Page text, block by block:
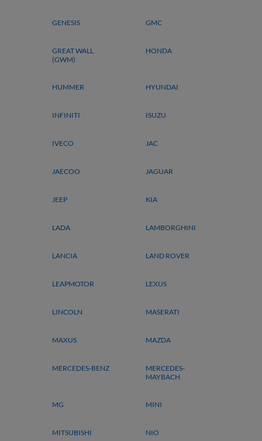
GENESIS GMC
GREAT WALL
(GWM)
HONDA
HUMMER HYUNDAI
INFINITI ISUZU
IVECO JAC
JAECOO JAGUAR
JEEP KIA
LADA LAMBORGHINI
LANCIA LAND ROVER
LEAPMOTOR LEXUS
LINCOLN MASERATI
MAXUS MAZDA
MERCEDES-BENZ
MERCEDES-
MAYBACH
MG MINI
MITSUBISHI NIO